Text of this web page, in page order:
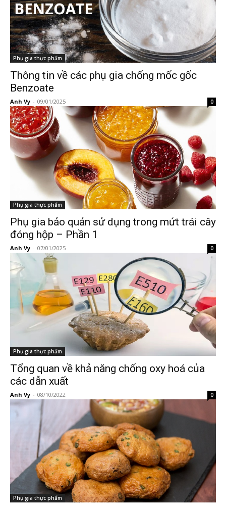
Phụ gia thực phẩm
Thông tin về các phụ gia chống mốc gốc
Benzoate
Anh Vy - 09/01/2025 0
Phụ gia thực phẩm
Phụ gia bảo quản sử dụng trong mứt trái cây
đóng hộp – Phần 1
Anh Vy - 07/01/2025 0
Phụ gia thực phẩm
Tổng quan về khả năng chống oxy hoá của
các dẫn xuất
Anh Vy - 08/10/2022 0
Phụ gia thực phẩm